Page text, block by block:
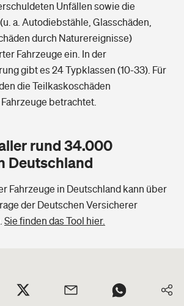
Unfällen sowie die
a. Autodiebstähle, Glasschäden,
durch Naturereignisse)
Fahrzeuge ein. In der
gibt es 24 Typklassen (10-33). Für
die Teilkaskoschäden
betrachtet.
rund 34.000
Deutschland
Fahrzeuge in Deutschland kann über
der Deutschen Versicherer
Sie finden das Tool hier.